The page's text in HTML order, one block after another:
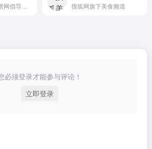
搜狐网旗下美食频道
必须登录才能参与评论！
立即登录